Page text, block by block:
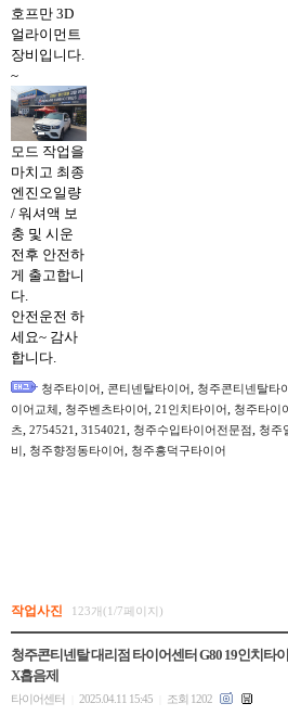
호프만 3D
얼라이먼트
장비입니다.
~
모드 작업을
마치고 최종
엔진오일량
/ 워셔액 보
충 및 시운
전후 안전하
게 출고합니
다.
안전운전 하
세요~ 감사
합니다.
청주타이어 콘티넨탈타이어 청주콘티넨탈타
이어교체
청주벤츠타이어 21인치타이어 청주타이
츠 2754521 3154021 청주수입타이어전문점 청주
비
청주향정동타이어 청주흥덕구타이어
작업사진 123개(1/7페이지)
청주콘티넨탈 대리점 타이어센터 G80 19인치타이
X흡음제
타이어센터 2025.04.11 15:45 조회 1202